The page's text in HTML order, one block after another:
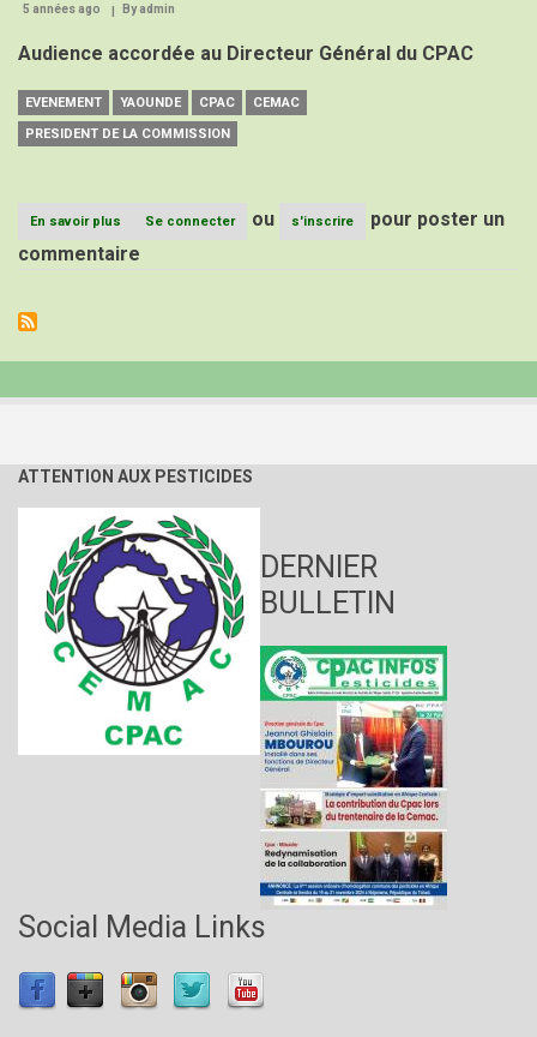
5 années ago Byadmin
Audience accordée au Directeur Général du CPAC
EVENEMENT YAOUNDE CPAC
CEMAC
PRESIDENT DE LA COMMISSION
En savoir plus
LE
PRESIDENT
LA
Se connecter ou s'inscrire
pour poster un
commentaire
ATTENTION AUX PESTICIDES
DERNIER
BULLETIN
Social Media Links